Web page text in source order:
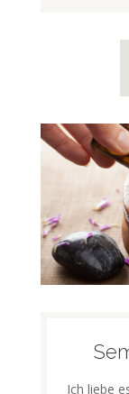
Ich liebe